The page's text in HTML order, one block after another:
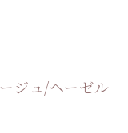
ジュ/ヘーゼル